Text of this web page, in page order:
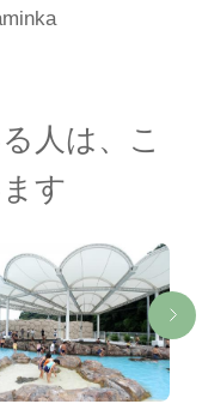
人は、こ
す